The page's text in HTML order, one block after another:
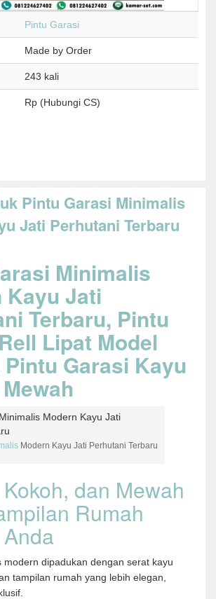
Pintu Garasi
Made by Order
243 kali
Rp (Hubungi CS)
Pintu Garasi Minimalis
Jati Perhutani Terbaru
Minimalis
Kayu Jati
Terbaru, Pintu
Lipat Model
Garasi Kayu
Modern Kayu Jati Perhutani Terbaru
dan Mewah
Rumah
modern dipadukan dengan serat kayu
tampilan rumah yang lebih elegan,